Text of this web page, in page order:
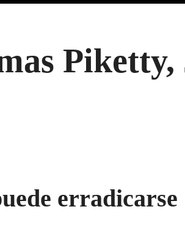
Piketty,
erradicarse